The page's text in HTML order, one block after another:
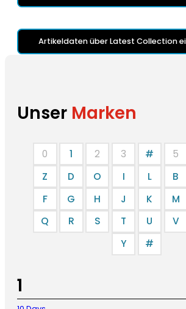
Artikeldaten über Latest Collection
Unser Marken
0 1 2 3 # 5
Z
D O I L B
F
G H J K M
Q
R S T U V
Y
#
1